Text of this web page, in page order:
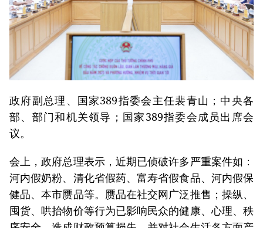
政府副总理、国家389指委会主任裴青山；中央各
部、部门和机关领导；国家389指委会成员出席会
议。
会上，政府总理表示，近期已侦破许多严重案件如：
河内假奶粉、清化省假药、富寿省假食品、河内假保
健品、本市赝品等。赝品在社交网广泛推售；操纵、
囤货、哄抬物价等行为已影响民众的健康、心理、秩